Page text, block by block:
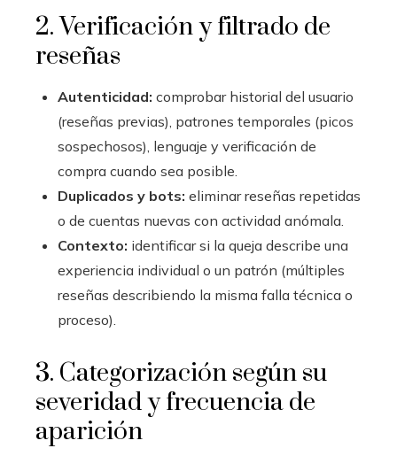
2. Verificación y filtrado de
reseñas
Autenticidad: comprobar historial del usuario
(reseñas previas), patrones temporales (picos
sospechosos), lenguaje y verificación de
compra cuando sea posible.
Duplicados y bots: eliminar reseñas repetidas
o de cuentas nuevas con actividad anómala.
Contexto: identificar si la queja describe una
experiencia individual o un patrón (múltiples
reseñas describiendo la misma falla técnica o
proceso).
3. Categorización según su
severidad y frecuencia de
aparición